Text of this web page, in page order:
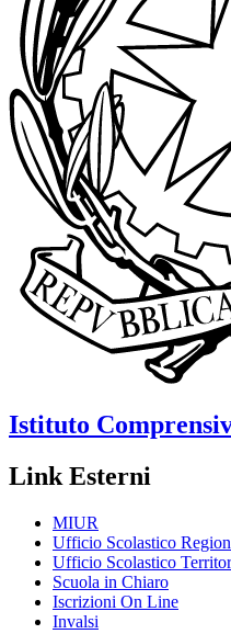
Istituto
Link Esterni
MIUR
Ufficio Scolastico
Ufficio Scolastico
Scuola in Chiaro
Iscrizioni On Line
Invalsi